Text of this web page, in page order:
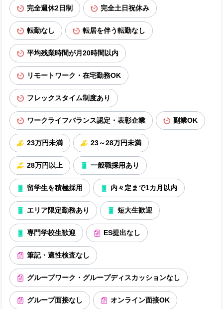
完全週休2日制 完全土日祝休み
転勤なし 転居を伴う転勤なし
平均残業時間が月20時間以内
リモートワーク・在宅勤務OK
フレックスタイム制度あり
ワークライフバランス認定・表彰企業 副業OK
23万円未満 23～28万円未満
28万円以上 一般職採用あり
留学生を積極採用 内々定まで1カ月以内
エリア限定勤務あり 短大生歓迎
専門学校生歓迎 ES提出なし
筆記・適性検査なし
グループワーク・グループディスカッションなし
グループ面接なし オンライン面接OK